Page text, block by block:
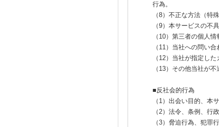
行為。
（8）不正な方法（特
（9）本サービスの不
（10）第三者の個人
（11）当社への問い
（12）当社が指定し
（13）その他当社が
■反社会的行為
（1）出会い目的、本
（2）法令、条例、行
（3）脅迫行為、犯罪